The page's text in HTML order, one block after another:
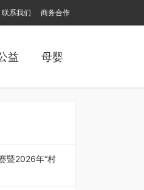
联系我们 商务合作
益 母婴
暨2026年“村
二十三届“民